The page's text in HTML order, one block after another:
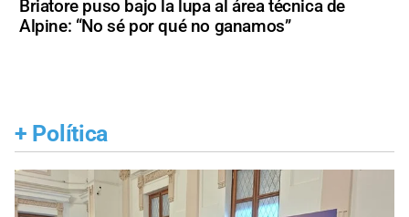
Briatore puso bajo la lupa al área técnica de
Alpine: “No sé por qué no ganamos”
+ Política